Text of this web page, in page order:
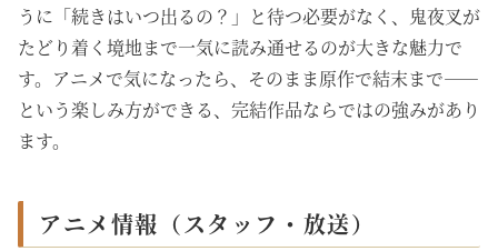
うに「続きはいつ出るの？」と待つ必要がなく、鬼夜叉が
たどり着く境地まで一気に読み通せるのが大きな魅力で
す。アニメで気になったら、そのまま原作で結末まで――
という楽しみ方ができる、完結作品ならではの強みがあり
ます。
アニメ情報（スタッフ・放送）